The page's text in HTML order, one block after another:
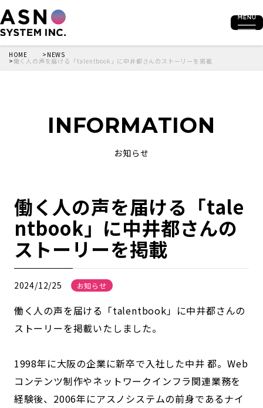
HOME NEWS
働く人の声を届ける「talentbook」に中井都さんのストーリーを掲載
INFORMATION
お知らせ
働く人の声を届ける「tale
ntbook」に中井都さんの
ストーリーを掲載
2024/12/25 お知らせ
働く人の声を届ける「talentbook」に中井都さんの
ストーリーを掲載いたしました。
1998年に大阪の企業に新卒で入社した中井 都。Web
コンテンツ制作やネットワークインフラ関連業務を
経験後、2006年にアスノシステムの前身であるナイ